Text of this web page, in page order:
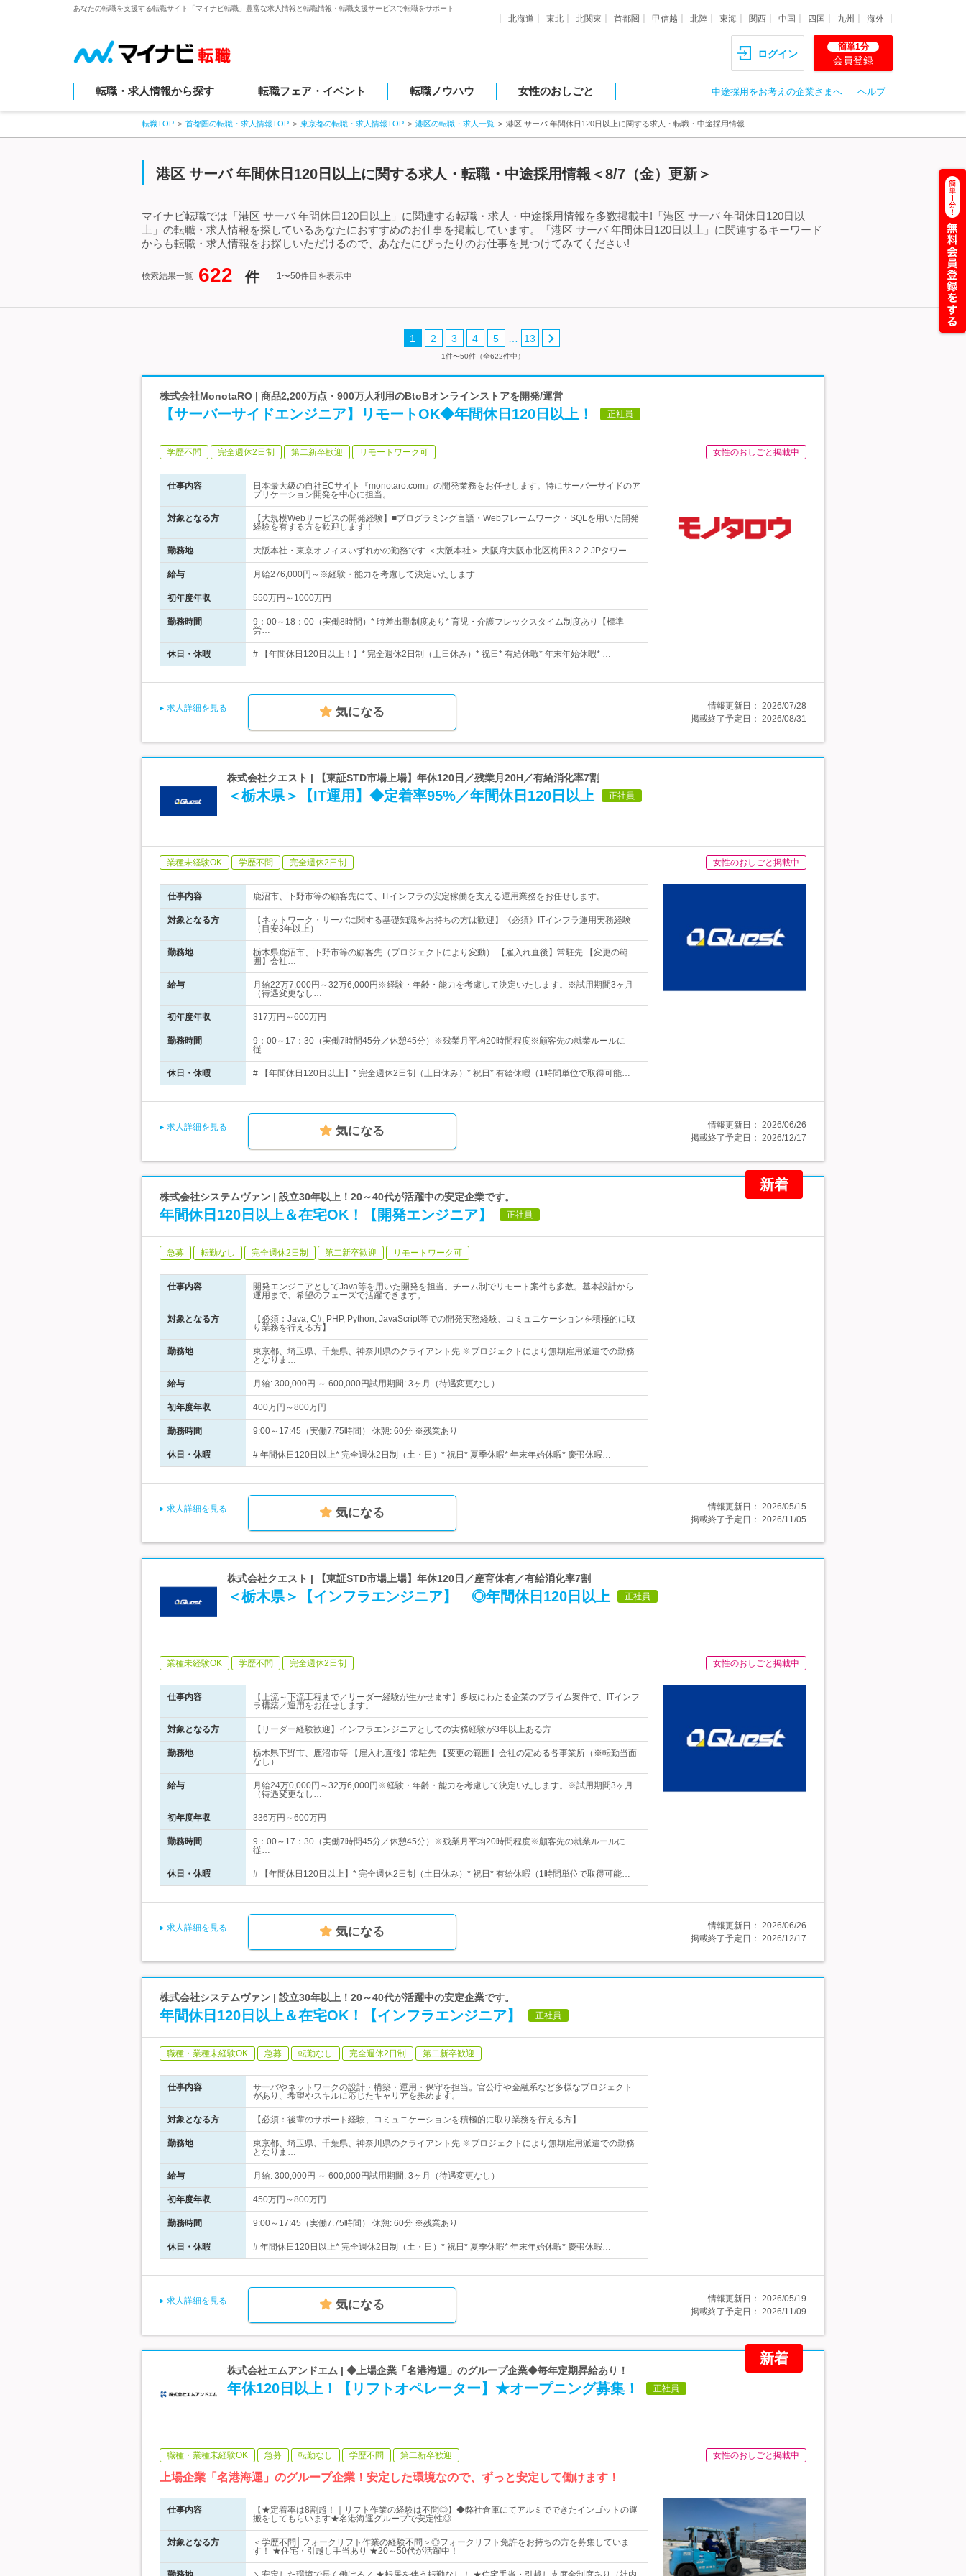
あなたの転職を支援する転職サイト「マイナビ転職」豊富な求人情報と転職情報・転職支援サービスで転職をサポート
北海道 東北 北関東 首都圏 甲信越 北陸 東海 関西 中国 四国 九州 海外
ログイン
簡単1分
会員登録
転職・求人情報から探す 転職フェア・イベント 転職ノウハウ 女性のおしごと 中途採用をお考えの企業さまへ ヘルプ
転職TOP 首都圏の転職・求人情報TOP 東京都の転職・求人情報TOP 港区の転職・求人一覧 港区 サーバ 年間休日120日以上に関する求人・転職・中途採用情報
港区 サーバ 年間休日120日以上に関する求人・転職・中途採用情報＜8/7（金）更新＞
マイナビ転職では「港区 サーバ 年間休日120日以上」に関連する転職・求人・中途採用情報を多数掲載中!「港区 サーバ 年間休日120日以
上」の転職・求人情報を探しているあなたにおすすめのお仕事を掲載しています。「港区 サーバ 年間休日120日以上」に関連するキーワード
からも転職・求人情報をお探しいただけるので、あなたにぴったりのお仕事を見つけてみてください!
検索結果一覧 622 件 1〜50件目を表示中
1 2 3 4 5 13
1件〜50件（全622件中）
株式会社MonotaRO | 商品2,200万点・900万人利用のBtoBオンラインストアを開発/運営
【サーバーサイドエンジニア】リモートOK◆年間休日120日以上！ 正社員
学歴不問 完全週休2日制 第二新卒歓迎 リモートワーク可 女性のおしごと掲載中
仕事内容
日本最大級の自社ECサイト『monotaro.com』の開発業務をお任せします。特にサーバーサイドのア
プリケーション開発を中心に担当。
対象となる方
【大規模Webサービスの開発経験】■プログラミング言語・Webフレームワーク・SQLを用いた開発
経験を有する方を歓迎します！
勤務地 大阪本社・東京オフィスいずれかの勤務です ＜大阪本社＞ 大阪府大阪市北区梅田3-2-2 JPタワー…
給与 月給276,000円～※経験・能力を考慮して決定いたします
初年度年収 550万円～1000万円
勤務時間
9：00～18：00（実働8時間）* 時差出勤制度あり* 育児・介護フレックスタイム制度あり【標準
労…
休日・休暇 # 【年間休日120日以上！】* 完全週休2日制（土日休み）* 祝日* 有給休暇* 年末年始休暇* …
求人詳細を見る 気になる 情報更新日： 2026/07/28
掲載終了予定日： 2026/08/31
株式会社クエスト | 【東証STD市場上場】年休120日／残業月20H／有給消化率7割
＜栃木県＞【IT運用】◆定着率95%／年間休日120日以上 正社員
業種未経験OK 学歴不問 完全週休2日制 女性のおしごと掲載中
仕事内容 鹿沼市、下野市等の顧客先にて、ITインフラの安定稼働を支える運用業務をお任せします。
対象となる方
【ネットワーク・サーバに関する基礎知識をお持ちの方は歓迎】《必須》ITインフラ運用実務経験
（目安3年以上）
勤務地
栃木県鹿沼市、下野市等の顧客先（プロジェクトにより変動） 【雇入れ直後】常駐先 【変更の範
囲】会社…
給与
月給22万7,000円～32万6,000円※経験・年齢・能力を考慮して決定いたします。※試用期間3ヶ月
（待遇変更なし…
初年度年収 317万円～600万円
勤務時間
9：00～17：30（実働7時間45分／休憩45分）※残業月平均20時間程度※顧客先の就業ルールに
従…
休日・休暇 # 【年間休日120日以上】* 完全週休2日制（土日休み）* 祝日* 有給休暇（1時間単位で取得可能…
求人詳細を見る 気になる 情報更新日： 2026/06/26
掲載終了予定日： 2026/12/17
新着
株式会社システムヴァン | 設立30年以上！20～40代が活躍中の安定企業です。
年間休日120日以上＆在宅OK！【開発エンジニア】 正社員
急募 転勤なし 完全週休2日制 第二新卒歓迎 リモートワーク可
仕事内容
開発エンジニアとしてJava等を用いた開発を担当。チーム制でリモート案件も多数。基本設計から
運用まで、希望のフェーズで活躍できます。
対象となる方
【必須：Java, C#, PHP, Python, JavaScript等での開発実務経験、コミュニケーションを積極的に取
り業務を行える方】
勤務地
東京都、埼玉県、千葉県、神奈川県のクライアント先 ※プロジェクトにより無期雇用派遣での勤務
となりま…
給与 月給: 300,000円 ～ 600,000円試用期間: 3ヶ月（待遇変更なし）
初年度年収 400万円～800万円
勤務時間 9:00～17:45（実働7.75時間） 休憩: 60分 ※残業あり
休日・休暇 # 年間休日120日以上* 完全週休2日制（土・日）* 祝日* 夏季休暇* 年末年始休暇* 慶弔休暇…
求人詳細を見る 気になる 情報更新日： 2026/05/15
掲載終了予定日： 2026/11/05
株式会社クエスト | 【東証STD市場上場】年休120日／産育休有／有給消化率7割
＜栃木県＞【インフラエンジニア】 ◎年間休日120日以上 正社員
業種未経験OK 学歴不問 完全週休2日制 女性のおしごと掲載中
仕事内容
【上流～下流工程まで／リーダー経験が生かせます】多岐にわたる企業のプライム案件で、ITインフ
ラ構築／運用をお任せします。
対象となる方 【リーダー経験歓迎】インフラエンジニアとしての実務経験が3年以上ある方
勤務地
栃木県下野市、鹿沼市等 【雇入れ直後】常駐先 【変更の範囲】会社の定める各事業所（※転勤当面
なし）
給与
月給24万0,000円～32万6,000円※経験・年齢・能力を考慮して決定いたします。※試用期間3ヶ月
（待遇変更なし…
初年度年収 336万円～600万円
勤務時間
9：00～17：30（実働7時間45分／休憩45分）※残業月平均20時間程度※顧客先の就業ルールに
従…
休日・休暇 # 【年間休日120日以上】* 完全週休2日制（土日休み）* 祝日* 有給休暇（1時間単位で取得可能…
求人詳細を見る 気になる 情報更新日： 2026/06/26
掲載終了予定日： 2026/12/17
株式会社システムヴァン | 設立30年以上！20～40代が活躍中の安定企業です。
年間休日120日以上＆在宅OK！【インフラエンジニア】 正社員
職種・業種未経験OK 急募 転勤なし 完全週休2日制 第二新卒歓迎
仕事内容
サーバやネットワークの設計・構築・運用・保守を担当。官公庁や金融系など多様なプロジェクト
があり、希望やスキルに応じたキャリアを歩めます。
対象となる方 【必須：後輩のサポート経験、コミュニケーションを積極的に取り業務を行える方】
勤務地
東京都、埼玉県、千葉県、神奈川県のクライアント先 ※プロジェクトにより無期雇用派遣での勤務
となりま…
給与 月給: 300,000円 ～ 600,000円試用期間: 3ヶ月（待遇変更なし）
初年度年収 450万円～800万円
勤務時間 9:00～17:45（実働7.75時間） 休憩: 60分 ※残業あり
休日・休暇 # 年間休日120日以上* 完全週休2日制（土・日）* 祝日* 夏季休暇* 年末年始休暇* 慶弔休暇…
求人詳細を見る 気になる 情報更新日： 2026/05/19
掲載終了予定日： 2026/11/09
新着
株式会社エムアンドエム | ◆上場企業「名港海運」のグループ企業◆毎年定期昇給あり！
年休120日以上！【リフトオペレーター】★オープニング募集！ 正社員
職種・業種未経験OK 急募 転勤なし 学歴不問 第二新卒歓迎 女性のおしごと掲載中
上場企業「名港海運」のグループ企業！安定した環境なので、ずっと安定して働けます！
仕事内容
【★定着率は8割超！｜リフト作業の経験は不問◎】◆弊社倉庫にてアルミでできたインゴットの運
搬をしてもらいます★名港海運グループで安定性◎
対象となる方
＜学歴不問│フォークリフト作業の経験不問＞◎フォークリフト免許をお持ちの方を募集していま
す！ ★住宅・引越し手当あり ★20～50代が活躍中！